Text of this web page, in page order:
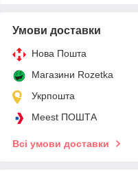
Умови доставки
Нова Пошта
Магазини Rozetka
Укрпошта
Meest ПОШТА
Всі умови доставки